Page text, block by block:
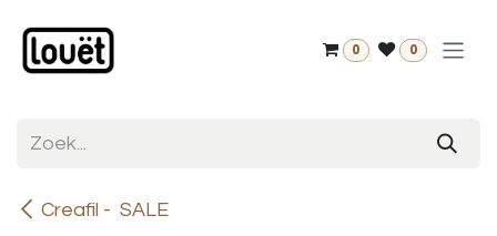
0 0
Creafil - SALE